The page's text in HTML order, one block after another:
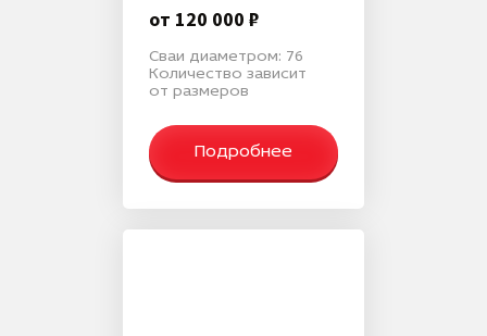
от 120 000 ₽
Сваи диаметром: 76
Количество зависит
от размеров
Подробнее